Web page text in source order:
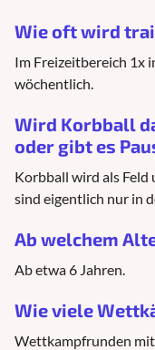
Wie oft wird
Im Freizeitbereich 1x
wöchentlich.
Wird Korbball
oder gibt es
Korbball wird als Feld
sind eigentlich nur in
Ab welchem
Ab etwa 6 Jahren.
Wie viele
Wettkampfrunden mit